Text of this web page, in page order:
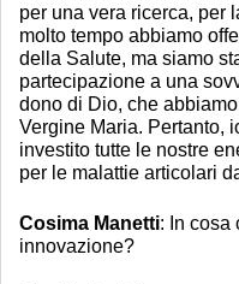
per una vera ricerca, per
molto tempo abbiamo
della Salute, ma siamo
partecipazione a una
dono di Dio, che
Vergine Maria. Pertanto,
investito tutte le nostre
per le malattie articolari
Cosima Manetti: In cosa
innovazione?